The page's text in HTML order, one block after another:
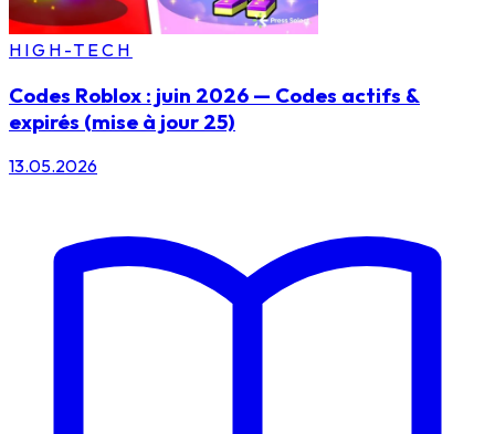
HIGH-TECH
Codes Roblox : juin 2026 — Codes actifs &
expirés (mise à jour 25)
13.05.2026